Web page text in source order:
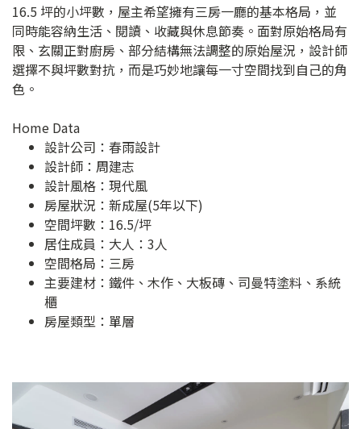
16.5 坪的小坪數，屋主希望擁有三房一廳的基本格局，並
同時能容納生活、閱讀、收藏與休息節奏。面對原始格局有
限、玄關正對廚房、部分結構無法調整的原始屋況，設計師
選擇不與坪數對抗，而是巧妙地讓每一寸空間找到自己的角
色。
Home Data
設計公司： 春雨設計
設計師：周建志
設計風格：現代風
房屋狀況：新成屋(5年以下)
空間坪數：16.5/坪
居住成員：大人：3人
空間格局：三房
主要建材：鐵件、木作、大板磚、司曼特塗料、系統
櫃
房屋類型：單層